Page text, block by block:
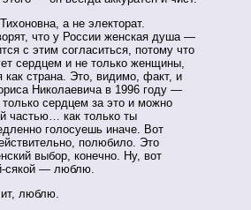
а не электорат.
что у России женская душа —
с этим согласиться, потому что
сердцем и не только женщины,
страна. Это, видимо, факт, и
Николаевича в 1996 году —
сердцем за это и можно
частью… как только ты
голосуешь иначе. Вот
полюбило. Это
выбор, конечно. Ну, вот
сякой — люблю.
люблю.